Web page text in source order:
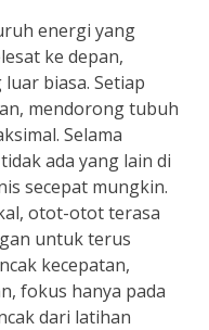
energi yang
ke depan,
biasa. Setiap
mendorong tubuh
Selama
ada yang lain di
secepat mungkin.
otot-otot terasa
untuk terus
kecepatan,
fokus hanya pada
dari latihan